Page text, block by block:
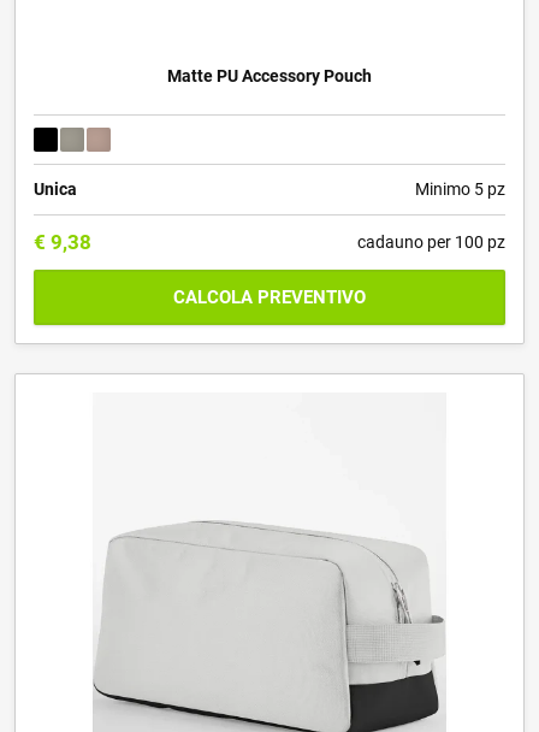
Matte PU Accessory Pouch
Unica Minimo 5 pz
€ 9,38 cadauno per 100 pz
CALCOLA PREVENTIVO